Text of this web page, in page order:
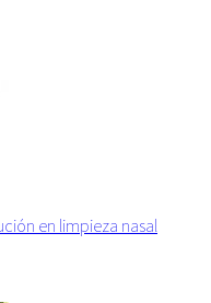
en limpieza nasal